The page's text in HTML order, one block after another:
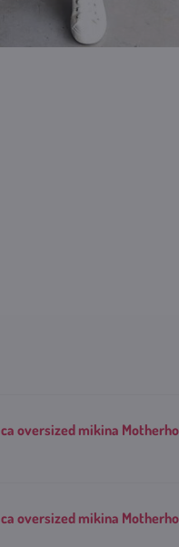
oversized mikina
oversized mikina